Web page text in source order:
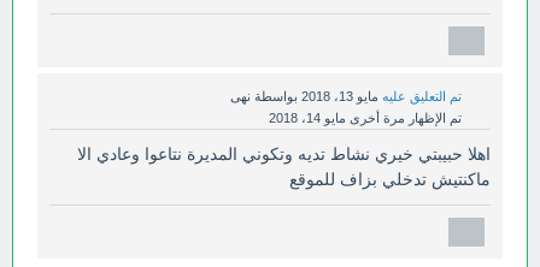
تم التعليق عليه مايو 13، 2018 بواسطة نهى
تم الإظهار مرة أخرى مايو 14، 2018
اهلا حبيبتي خيري نشاط تديه وتكوني المديرة نتاعوا وعادي الا
ماكنتيش تدخلي بزاف للموقع